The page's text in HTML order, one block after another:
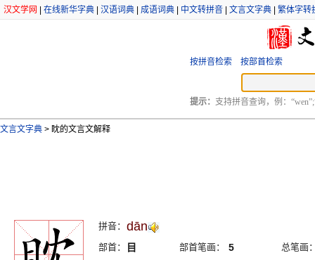
汉文学网 在线新华字典 汉语词典 成语词典 中文转拼音 文言文字典 繁体字转
按拼音检索 按部首检索
提示： 支持拼音查询，例：
文言文字典 > 眈的文言文解释
拼音： dān
部首： 目 部首笔画： 5
总笔画